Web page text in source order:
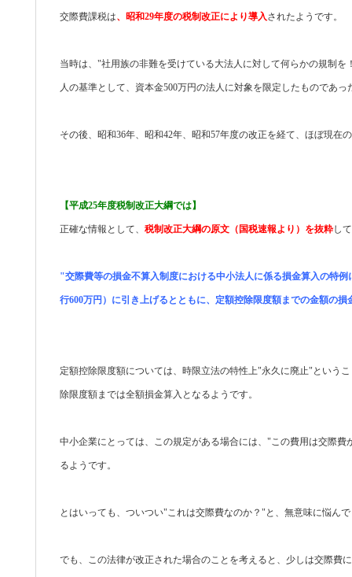
交際費課税は、昭和29年度の税制改正により導入されたようです。
当時は、"社用族の非難を受けている大法人に対して何らかの規制
人の基準として、資本金500万円の法人に対象を限定したものであっ
その後、昭和36年、昭和42年、昭和57年度の改正を経て、ほぼ現在
【平成25年度税制改正大綱では】
正確な情報として、 税制改正大綱の原文（国税速報より）を抜粋し
"交際費等の損金不算入制度における中小法人に係る損金算入の特
行600万円）に引き上げるとともに、定額控除限度額までの金額の
定額控除限度額については、時限立法の特性上"永久に廃止"という
除限度額までは全額損金算入となるようです。
中小企業にとっては、この規定がある場合には、"この費用は交際
るようです。
とはいっても、ついつい"これは交際費なのか？"と、無意味に悩ん
でも、この法律が改正された場合のことを考えると、少しは交際費